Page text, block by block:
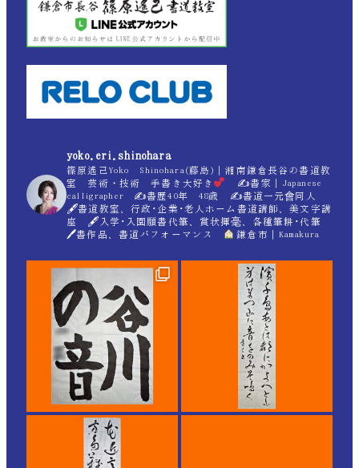
yoko.eri.shinohara
篠原遙己Yoko Shinohara(藤島)｜湘南鎌倉長谷の書道教
室 芸術・技術 手書き大好き
✍書家｜Japanese
calligrapher ✍書歴40年 48歳 ✍書道一元會同人
🖋書道教室、行政･企業･老人ホーム書道講師、美文字講
座 🖋入学･入園願書代筆、賞状揮毫、各種筆耕･代筆
🖊書作品、書道パフォーマンス
鎌倉市｜Kamakura